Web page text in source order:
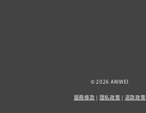
© 2026 AKIWEI
服務條款 | 隱私政策 | 退款政策